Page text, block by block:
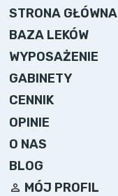
STRONA GŁÓWNA
BAZA LEKÓW
WYPOSAŻENIE
GABINETY
CENNIK
OPINIE
O NAS
BLOG
MÓJ PROFIL